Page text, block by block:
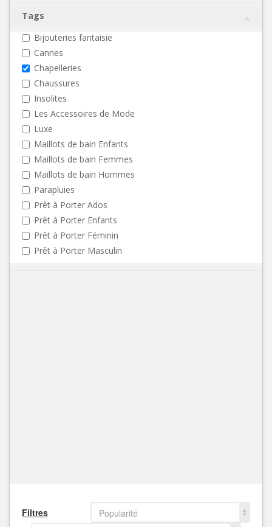
Tags
Bijouteries fantaisie
Cannes
Chapelleries
Chaussures
Insolites
Les Accessoires de Mode
Luxe
Maillots de bain Enfants
Maillots de bain Femmes
Maillots de bain Hommes
Parapluies
Prêt à Porter Ados
Prêt à Porter Enfants
Prêt à Porter Féminin
Prêt à Porter Masculin
Filtres
Popularité